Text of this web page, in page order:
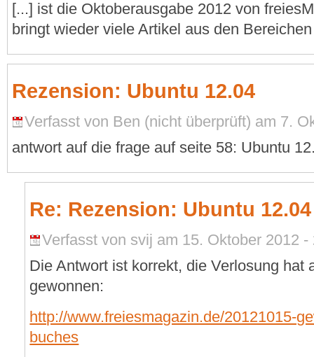
[...] ist die Oktoberausgabe 2012 von
bringt wieder viele Artikel aus den
Rezension: Ubuntu 12.04
Verfasst von Ben (nicht überprüft) am 7.
antwort auf die frage auf seite 58: Ubuntu
Re: Rezension: Ubuntu 12.04
Verfasst von svij am 15. Oktober 2012 -
Die Antwort ist korrekt, die Verlosung hat
gewonnen:
http://www.freiesmagazin.de/20121015-
buches